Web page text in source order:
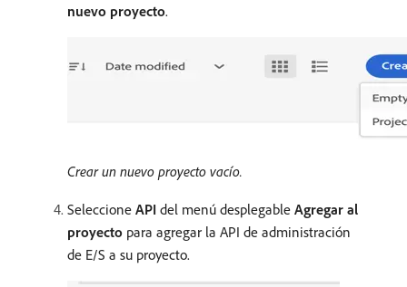
nuevo proyecto.
Crear un nuevo proyecto vacío.
Seleccione API del menú desplegable Agregar al
proyecto para agregar la API de administración
de E/S a su proyecto.